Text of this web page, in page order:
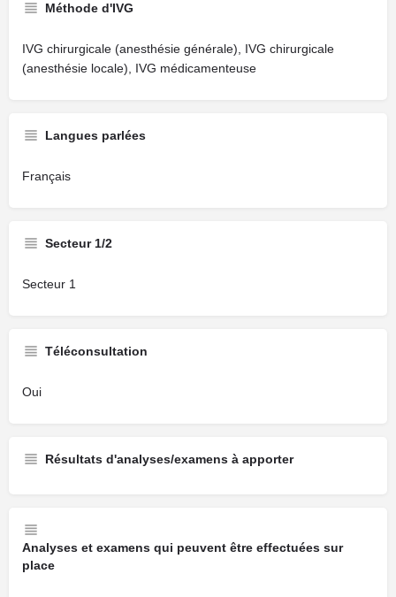
Méthode d'IVG
IVG chirurgicale (anesthésie générale), IVG chirurgicale
(anesthésie locale), IVG médicamenteuse
Langues parlées
Français
Secteur 1/2
Secteur 1
Téléconsultation
Oui
Résultats d'analyses/examens à apporter
Analyses et examens qui peuvent être effectuées sur
place